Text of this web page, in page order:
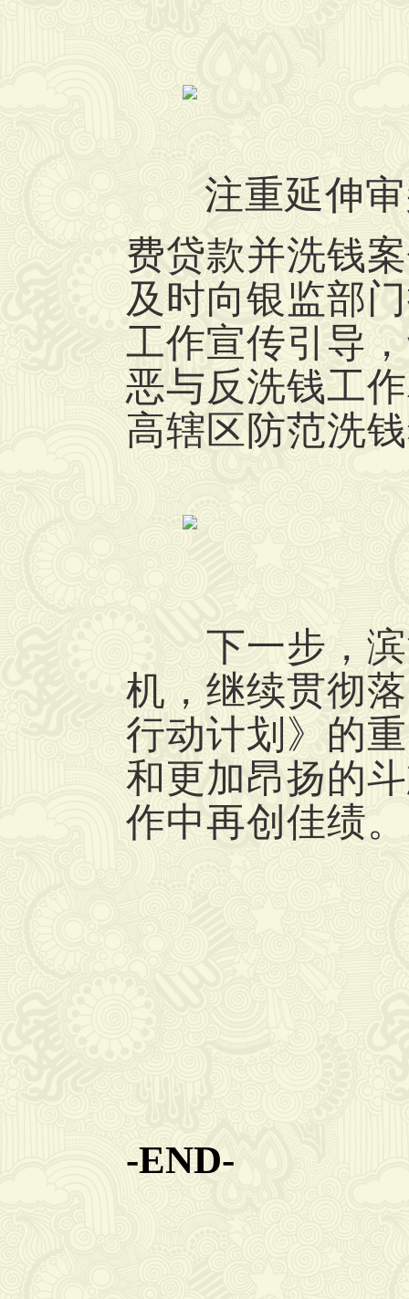
注重延伸
费贷款并洗钱
及时向银监部
工作宣传引导
恶与反洗钱工
高辖区防范洗
下一步，滨
机，继续贯彻
行动计划》的
和更加昂扬的
作中再创佳绩。
-END-